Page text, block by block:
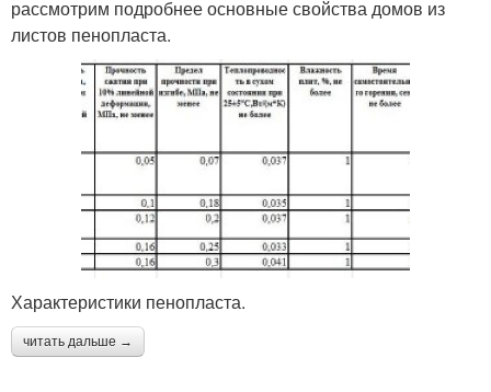
рассмотрим подробнее основные свойства домов из
листов пенопласта.
Характеристики пенопласта.
читать дальше →